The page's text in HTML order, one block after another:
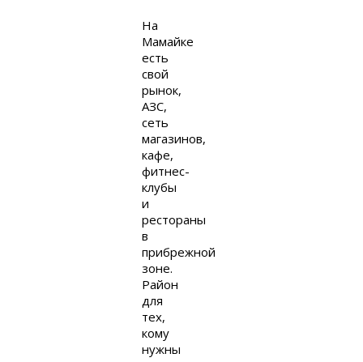
На
Мамайке
есть
свой
рынок,
АЗС,
сеть
магазинов,
кафе,
фитнес-
клубы
и
рестораны
в
прибрежной
зоне.
Район
для
тех,
кому
нужны